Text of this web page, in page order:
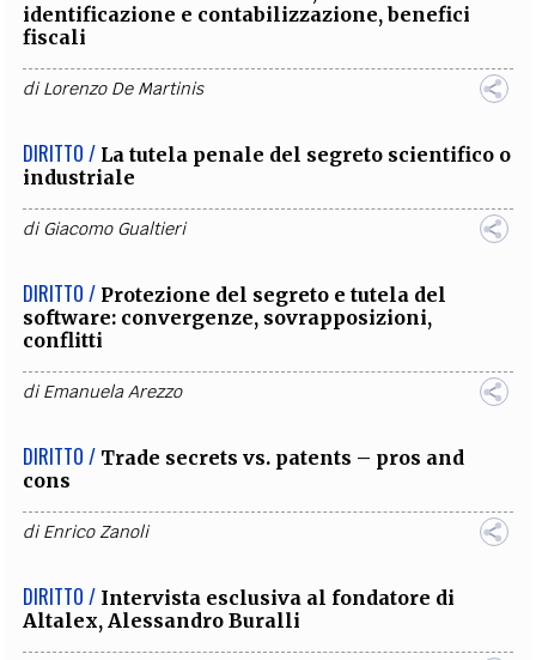
identificazione e contabilizzazione, benefici
fiscali
diLorenzo De Martinis
DIRITTO / La tutela penale del segreto scientifico o
industriale
diGiacomo Gualtieri
DIRITTO / Protezione del segreto e tutela del
software: convergenze, sovrapposizioni,
conflitti
diEmanuela Arezzo
DIRITTO / Trade secrets vs. patents – pros and
cons
diEnrico Zanoli
DIRITTO / Intervista esclusiva al fondatore di
Altalex, Alessandro Buralli